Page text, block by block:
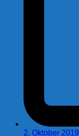
2. Oktober 2019